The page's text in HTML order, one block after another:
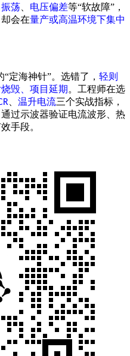
荡 电压偏差等“软故障”，
却会在量产或高温环境下集中
“定海神针”。选错了， 轻则
毁、项目延期 。工程师在选
温升电流三个实战指标，
通过示波器验证电流波形、热
手段。